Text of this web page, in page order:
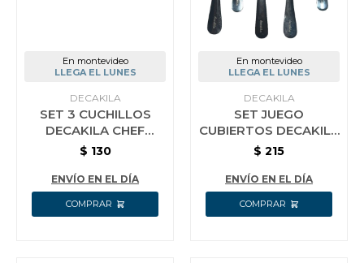
En montevideo
LLEGA EL LUNES
DECAKILA
SET 3 CUCHILLOS
DECAKILA CHEF
COCINA MANGO
$ 130
ENVÍO EN EL DÍA
En montevideo
LLEGA EL LUNES
DECAKILA
SET JUEGO
CUBIERTOS DECAKILA
5 PIEZAS CUCHILLO
$ 215
ENVÍO EN EL DÍA